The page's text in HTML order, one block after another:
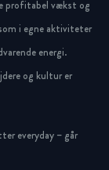
profitabel vækst og
i egne aktiviteter
energi.
og kultur er
everyday – går